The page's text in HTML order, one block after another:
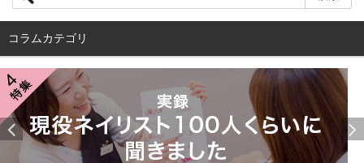
れており、摂取している人も増えつつあります。
サンタベリーは女性におすすめ
サンタベリーは、アンチエイジングと美肌効果があること
から、女性におすすめの果実と言われています。代表的な
効果は以下の3つです。
コラムカテゴリ